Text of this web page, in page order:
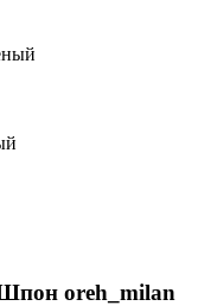
oreh_milan